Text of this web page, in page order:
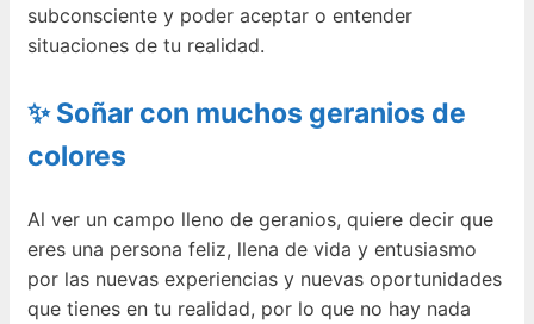
subconsciente y poder aceptar o entender
situaciones de tu realidad.
✨ Soñar con muchos geranios de
colores
Al ver un campo lleno de geranios, quiere decir que
eres una persona feliz, llena de vida y entusiasmo
por las nuevas experiencias y nuevas oportunidades
que tienes en tu realidad, por lo que no hay nada